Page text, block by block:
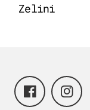
Zelini